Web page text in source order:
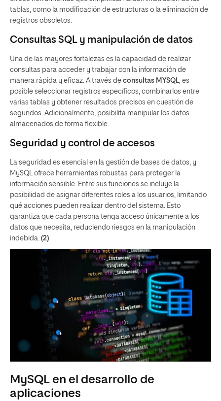
tablas, como la modificación de estructuras o la eliminación de
registros obsoletos.
Consultas SQL y manipulación de datos
Una de las mayores fortalezas es la capacidad de realizar
consultas para acceder y trabajar con la información de
manera rápida y eficaz. A través de consultas MYSQL , es
posible seleccionar registros específicos, combinarlos entre
varias tablas y obtener resultados precisos en cuestión de
segundos. Adicionalmente, posibilita manipular los datos
almacenados de forma flexible.
Seguridad y control de accesos
La seguridad es esencial en la gestión de bases de datos, y
MySQL ofrece herramientas robustas para proteger la
información sensible. Entre sus funciones se incluye la
posibilidad de asignar diferentes roles a los usuarios, limitando
qué acciones pueden realizar dentro del sistema. Esto
garantiza que cada persona tenga acceso únicamente a los
datos que necesita, reduciendo riesgos en la manipulación
indebida. (2)
MySQL en el desarrollo de
aplicaciones